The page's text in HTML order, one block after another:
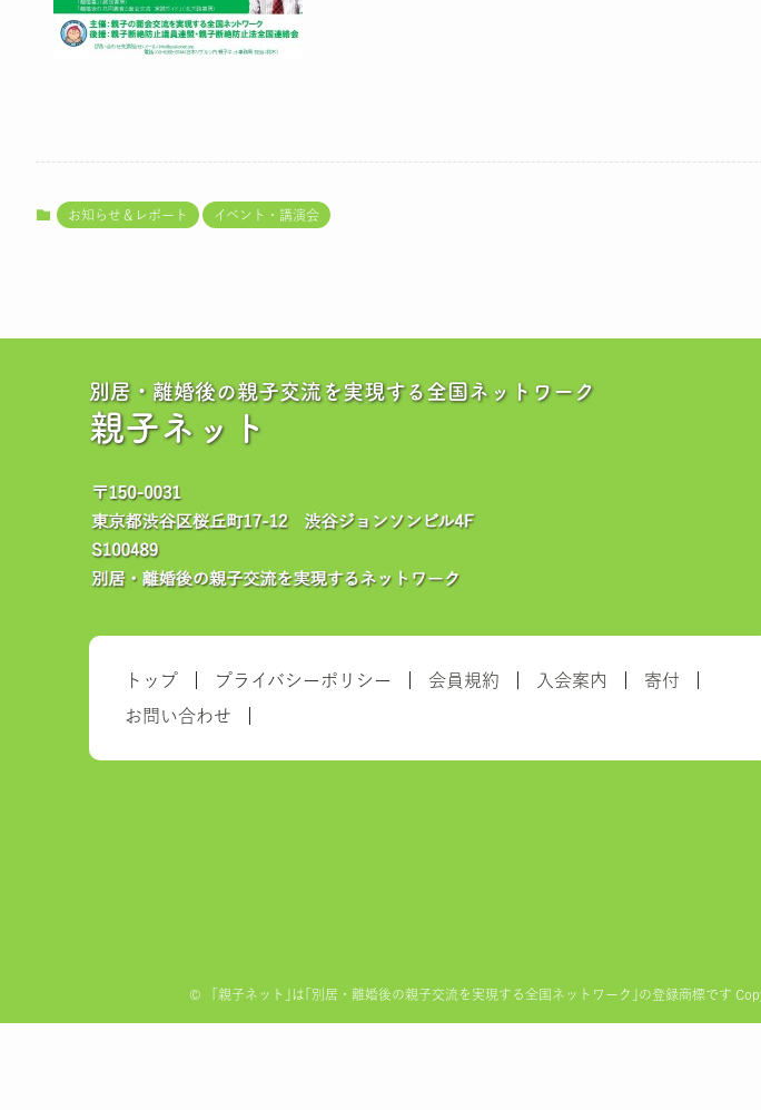
お知らせ＆レポート イベント・講演会
別居・離婚後の親子交流を実現する全国ネットワーク
親子ネット
トップ プライバシーポリシー 会員規約 入会案内
寄付
お問い合わせ
© 「親子ネット｣は｢別居・離婚後の親子交流を実現する全国ネットワーク｣の登録商標です